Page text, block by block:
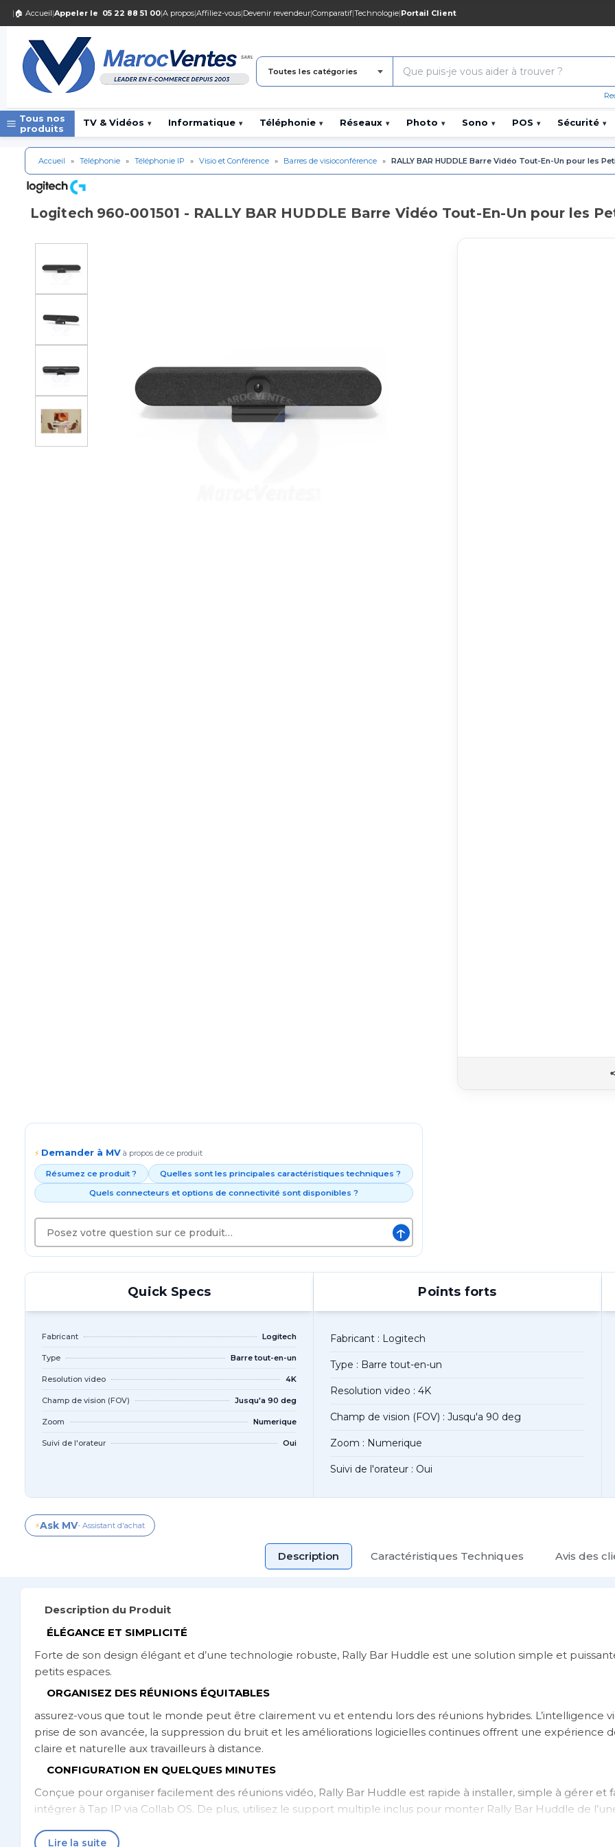
| 🏠 Accueil|Appeler le 05 22 88 51 00|A propos|Affiliez-vous|Devenir revendeur|Comparatif|Technologie|Portail Client
Toutes les catégories
Tous nos
produits
TV & Vidéos ▾ Informatique ▾ Téléphonie ▾ Réseaux ▾ Photo ▾ Sono ▾ POS ▾ Sécurité ▾
Accueil » Téléphonie » Téléphonie IP » Visio et Conférence » Barres de visioconférence » RALLY BAR HUDDLE Barre Vidéo Tout-En-Un pour les
Logitech 960-001501 - RALLY BAR HUDDLE Barre Vidéo Tout-En-Un pour les
⚡ Demander à MV à propos de ce produit
Résumez ce produit ?
Quelles sont les principales caractéristiques techniques ?
Quels connecteurs et options de connectivité sont disponibles ?
↑
Quick Specs
Fabricant Logitech
Type Barre tout-en-un
Resolution video 4K
Champ de vision (FOV) Jusqu'a 90 deg
Zoom Numerique
Suivi de l'orateur Oui
Points forts
Fabricant : Logitech
Type : Barre tout-en-un
Resolution video : 4K
Champ de vision (FOV) : Jusqu'a 90 deg
Zoom : Numerique
Suivi de l'orateur : Oui
⚡Ask MV- Assistant d'achat
Description Caractéristiques Techniques Avis des
Description du Produit
ÉLÉGANCE ET SIMPLICITÉ
Forte de son design élégant et d’une technologie robuste, Rally Bar Huddle est une solution simple et
petits espaces.
ORGANISEZ DES RÉUNIONS ÉQUITABLES
assurez-vous que tout le monde peut être clairement vu et entendu lors des réunions hybrides. L’intelligence
prise de son avancée, la suppression du bruit et les améliorations logicielles continues offrent une expérience
claire et naturelle aux travailleurs à distance.
CONFIGURATION EN QUELQUES MINUTES
Conçue pour organiser facilement des réunions vidéo, Rally Bar Huddle est rapide à installer, simple à gérer et
intégrer à Tap IP via Collab OS. De plus, utilisez le support multiple inclus pour monter Rally Bar Huddle de
Lire la suite